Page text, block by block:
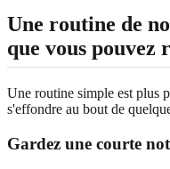
Une routine de
que vous pouvez
Une routine simple est plus
s'effondre au bout de
Gardez une courte